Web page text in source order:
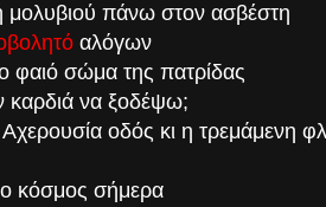
μολυβιού πάνω στον ασβέστη
αλόγων
φαιό σώμα της πατρίδας
καρδιά να ξοδέψω;
οδός κι η τρεμάμενη
κόσμος σήμερα